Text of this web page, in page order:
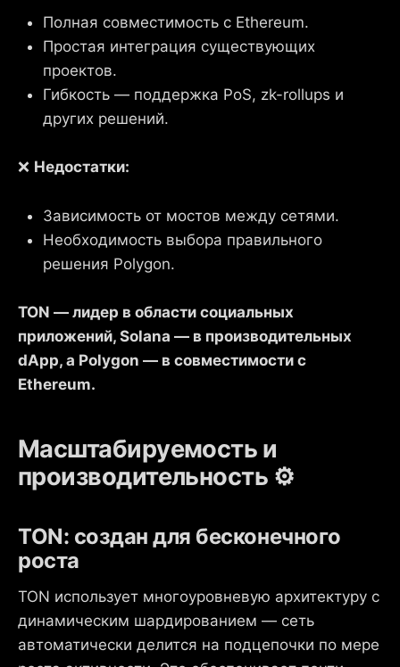
Полная совместимость с Ethereum.
Простая интеграция существующих
проектов.
Гибкость — поддержка PoS, zk-rollups и
других решений.
❌ Недостатки:
Зависимость от мостов между сетями.
Необходимость выбора правильного
решения Polygon.
TON — лидер в области социальных
приложений, Solana — в производительных
dApp, а Polygon — в совместимости с
Ethereum.
Масштабируемость и
производительность ⚙️
TON: создан для бесконечного
роста
TON использует многоуровневую архитектуру с
динамическим шардированием — сеть
автоматически делится на подцепочки по мере